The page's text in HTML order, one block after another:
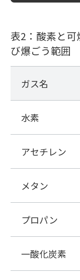
表2：酸素と
び爆ごう範囲
ガス名
水素
アセチレン
メタン
プロパン
一酸化炭素